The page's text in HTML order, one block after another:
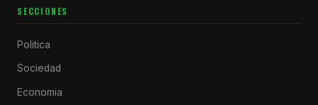
SECCIONES
Politica
Sociedad
Economia